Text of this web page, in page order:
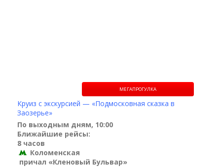
МЕГАПРОГУЛКА
Круиз с экскурсией — «Подмосковная сказка в
Заозерье»
По выходным дням, 10:00
Ближайшие рейсы:
8 часов
Коломенская
причал «Кленовый Бульвар»